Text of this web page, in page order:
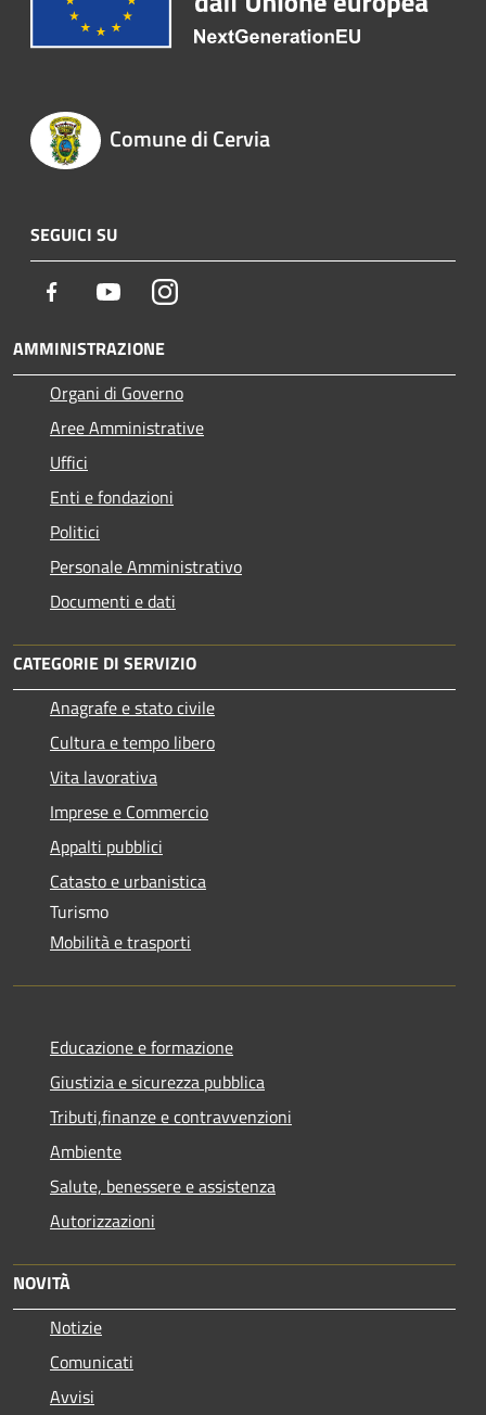
Comune di Cervia
SEGUICI SU
Facebook YoutubeInstagram
AMMINISTRAZIONE
Organi di Governo
Aree Amministrative
Uffici
Enti e fondazioni
Politici
Personale Amministrativo
Documenti e dati
CATEGORIE DI SERVIZIO
Anagrafe e stato civile
Cultura e tempo libero
Vita lavorativa
Imprese e Commercio
Appalti pubblici
Catasto e urbanistica
Turismo
Mobilità e trasporti
Educazione e formazione
Giustizia e sicurezza pubblica
Tributi,finanze e contravvenzioni
Ambiente
Salute, benessere e assistenza
Autorizzazioni
NOVITÀ
Notizie
Comunicati
Avvisi